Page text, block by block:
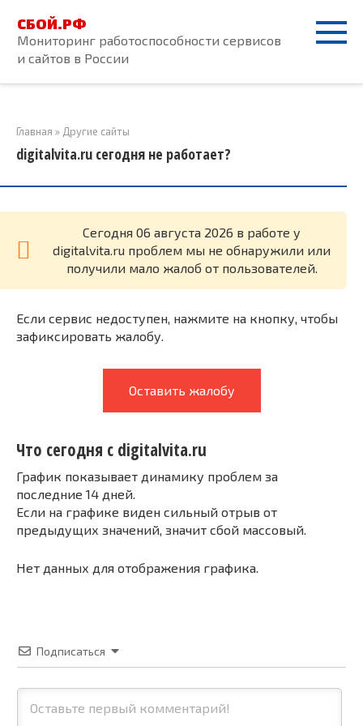
контенту
СБОЙ.РФ
Мониторинг работоспособности сервисов
и сайтов в России
Главная » Другие сайты
digitalvita.ru сегодня не работает?
Cегодня 06 августа 2026 в работе у
digitalvita.ru проблем мы не обнаружили или
получили мало жалоб от пользователей.
Если сервис недоступен, нажмите на кнопку, чтобы
зафиксировать жалобу.
Оставить жалобу
Что сегодня с digitalvita.ru
График показывает динамику проблем за
последние 14 дней.
Если на графике виден сильный отрыв от
предыдущих значений, значит сбой массовый.
Нет данных для отображения графика.
Подписаться